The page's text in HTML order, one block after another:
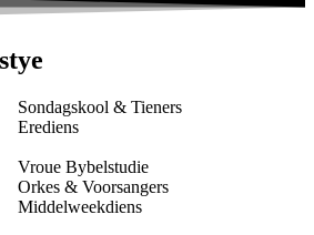
Sondagskool & Tieners
Erediens
Vroue Bybelstudie
Orkes & Voorsangers
Middelweekdiens